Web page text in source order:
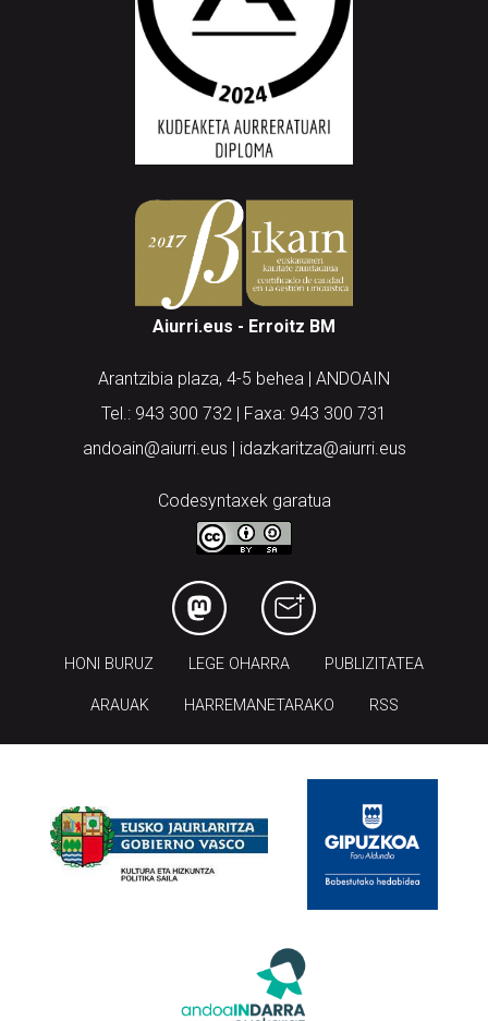
Aiurri.eus - Erroitz BM
Arantzibia plaza, 4-5 behea | ANDOAIN
Tel.: 943 300 732 | Faxa: 943 300 731
andoain@aiurri.eus | idazkaritza@aiurri.eus
Codesyntaxek garatua
HONI BURUZ LEGE OHARRA PUBLIZITATEA
ARAUAK HARREMANETARAKO RSS